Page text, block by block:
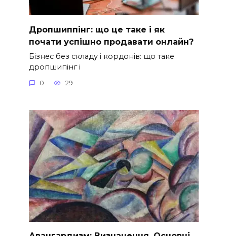
Дропшиппінг: що це таке і як
почати успішно продавати онлайн?
Бізнес без складу і кордонів: що таке
дропшипінг і
0 29